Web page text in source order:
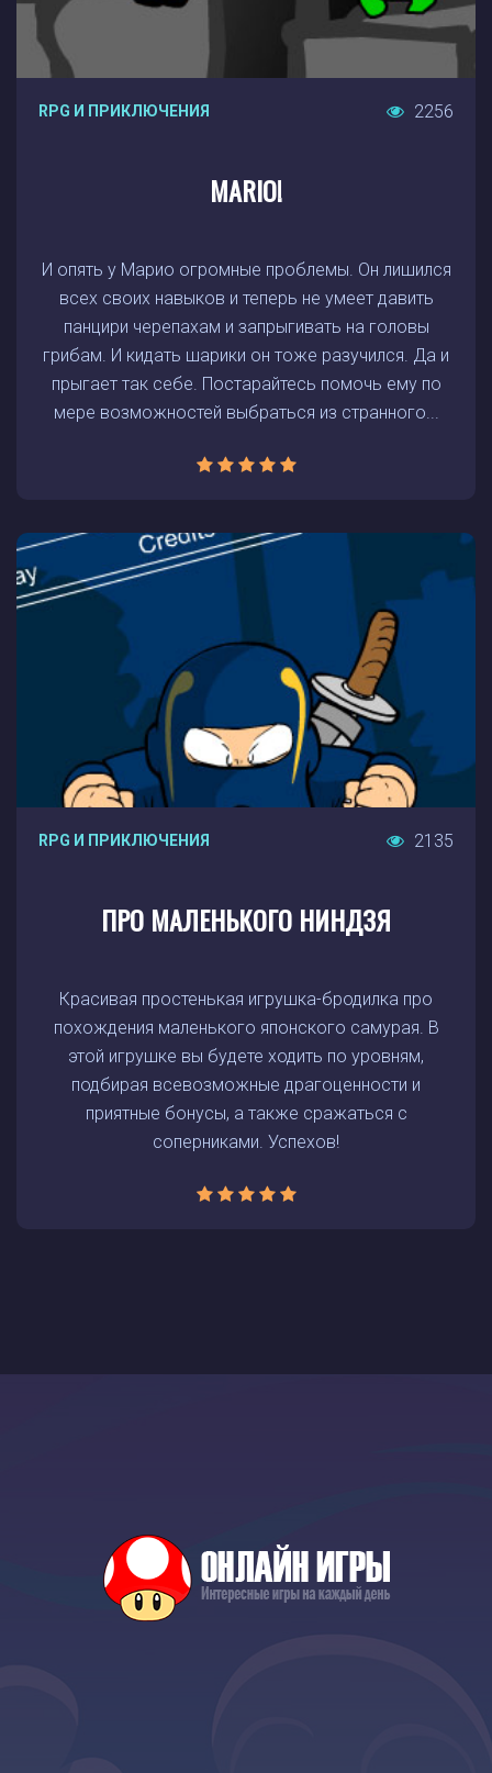
RPG И ПРИКЛЮЧЕНИЯ 2256
MARIO!
И опять у Марио огромные проблемы. Он лишился
всех своих навыков и теперь не умеет давить
панцири черепахам и запрыгивать на головы
грибам. И кидать шарики он тоже разучился. Да и
прыгает так себе. Постарайтесь помочь ему по
мере возможностей выбраться из странного...
RPG И ПРИКЛЮЧЕНИЯ 2135
ПРО МАЛЕНЬКОГО НИНДЗЯ
Красивая простенькая игрушка-бродилка про
похождения маленького японского самурая. В
этой игрушке вы будете ходить по уровням,
подбирая всевозможные драгоценности и
приятные бонусы, а также сражаться с
соперниками. Успехов!